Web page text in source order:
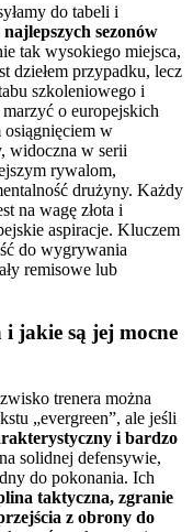
do tabeli i
sezonów
tak wysokiego miejsca,
dziełem przypadku, lecz
szkoleniowego i
o europejskich
osiągnięciem w
widoczna w serii
rywalom,
drużyny. Każdy
na wagę złota i
aspiracje. Kluczem
do wygrywania
remisowe lub
jakie są jej mocne
trenera można
„evergreen”, ale jeśli
i bardzo
solidnej defensywie,
do pokonania. Ich
taktyczna, zgranie
z obrony do